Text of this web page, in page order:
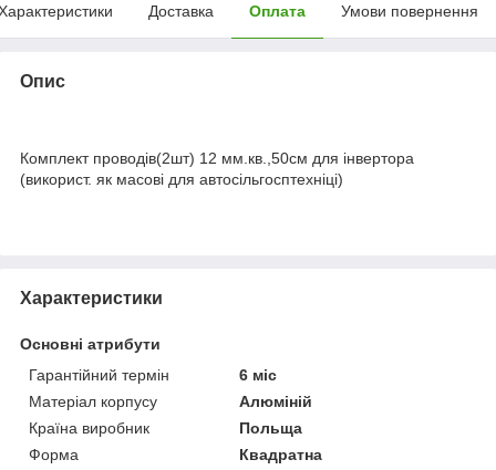
Доставка Оплата Умови повернення
Опис
Комплект проводів(2шт) 12 мм.кв.,50см для інвертора
(використ. як масові для автосільгосптехніці)
Характеристики
Основні атрибути
Гарантійний термін
6 міс
Матеріал корпусу
Алюміній
Країна виробник
Польща
Форма
Квадратна